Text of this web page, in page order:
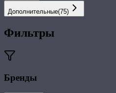
Дополнительные(75)
Фильтры
Бренды